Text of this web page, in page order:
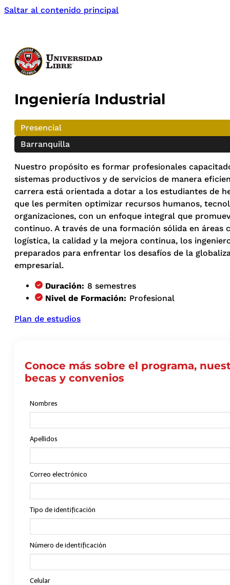
Saltar al contenido principal
Ingeniería Industrial
Presencial
Barranquilla
Nuestro propósito es formar profesionales
sistemas productivos y de servicios de manera
carrera está orientada a dotar a los estudiantes de
que les permiten optimizar recursos humanos,
organizaciones, con un enfoque integral que
continuo. A través de una formación sólida en áreas
logística, la calidad y la mejora continua, los
preparados para enfrentar los desafíos de la
empresarial.
Duración: 8 semestres
Nivel de Formación: Profesional
Plan de estudios
Conoce más sobre el programa,
becas y convenios